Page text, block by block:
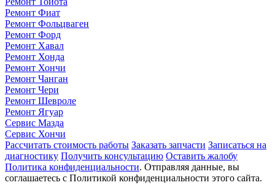
Ремонт Фиат
Ремонт Фольцваген
Ремонт Форд
Ремонт Хавал
Ремонт Хонда
Ремонт Хончи
Ремонт Чанган
Ремонт Чери
Ремонт Шевроле
Ремонт Ягуар
Сервис Мазда
Сервис Хончи
Рассчитать стоимость работы Заказать запчасти Записаться на
диагностику Получить консультацию Оставить жалобу
Политика конфиденциальности. Отправляя данные, вы
соглашаетесь с Политикой конфиденциальности этого сайта.